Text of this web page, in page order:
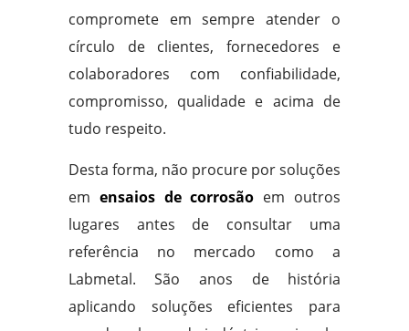
compromete em sempre atender o
círculo de clientes, fornecedores e
colaboradores com confiabilidade,
compromisso, qualidade e acima de
tudo respeito.
Desta forma, não procure por soluções
em ensaios de corrosão em outros
lugares antes de consultar uma
referência no mercado como a
Labmetal. São anos de história
aplicando soluções eficientes para